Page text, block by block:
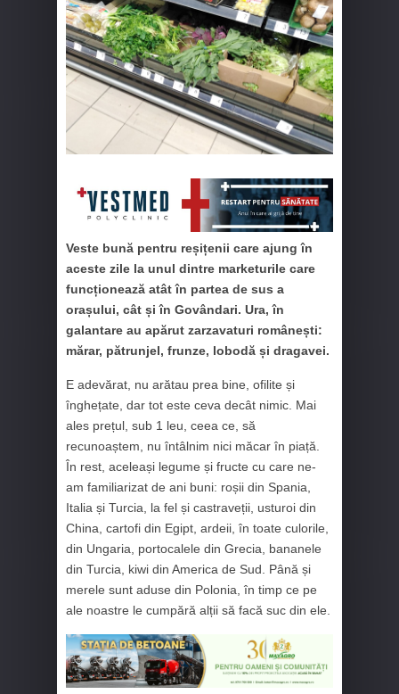
Veste bună pentru reșițenii care ajung în
aceste zile la unul dintre marketurile care
funcționează atât în partea de sus a
orașului, cât și în Govândari. Ura, în
galantare au apărut zarzavaturi românești:
mărar, pătrunjel, frunze, lobodă și dragavei.
E adevărat, nu arătau prea bine, ofilite și
înghețate, dar tot este ceva decât nimic. Mai
ales prețul, sub 1 leu, ceea ce, să
recunoaștem, nu întâlnim nici măcar în piață.
În rest, aceleași legume și fructe cu care ne-
am familiarizat de ani buni: roșii din Spania,
Italia și Turcia, la fel și castraveții, usturoi din
China, cartofi din Egipt, ardeii, în toate culorile,
din Ungaria, portocalele din Grecia, bananele
din Turcia, kiwi din America de Sud. Până și
merele sunt aduse din Polonia, în timp ce pe
ale noastre le cumpără alții să facă suc din ele.